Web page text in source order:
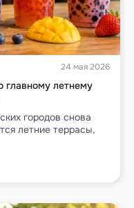
24 мая 2026
главному летнему
городов снова
летние террасы,